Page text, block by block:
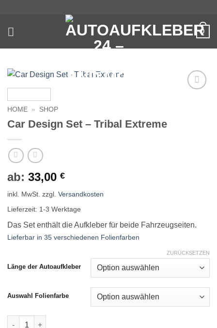
springen
0
HOME » SHOP
Car Design Set – Tribal Extreme
ab: 33,00 €
inkl. MwSt. zzgl. Versandkosten
Lieferzeit: 1-3 Werktage
Das Set enthält die Aufkleber für beide Fahrzeugseiten.
Lieferbar in 35 verschiedenen Folienfarben
Länge der Autoaufkleber
Auswahl Folienfarbe
ZURÜCKSETZEN
Car Design Set - Tribal Extreme Menge